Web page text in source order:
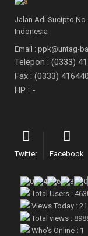
Jalan Adi Sucipto
Indonesia
Email : ppk@untag-
Telepon : (0333)
Fax : (0333) 416440
HP : -
Twitter Facebook
Total Users :
Views Today : 21
Total views :
Who's Online : 1